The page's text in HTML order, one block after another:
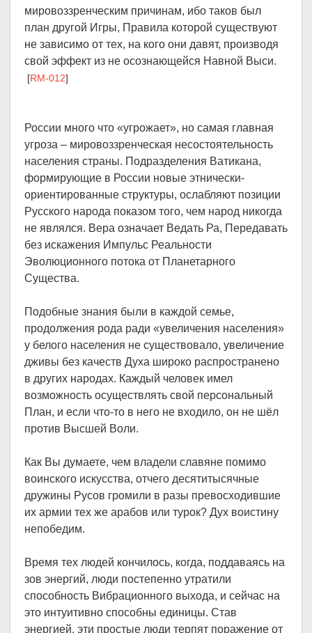
мировоззренческим причинам, ибо таков был
план другой Игры, Правила которой существуют
не зависимо от тех, на кого они давят, производя
свой эффект из не осознающейся Навной Выси.
[RM-012]
России много что «угрожает», но самая главная
угроза – мировоззренческая несостоятельность
населения страны. Подразделения Ватикана,
формирующие в России новые этнически-
ориентированные структуры, ослабляют позиции
Русского народа показом того, чем народ никогда
не являлся. Вера означает Ведать Ра, Передавать
без искажения Импульс Реальности
Эволюционного потока от Планетарного
Существа.
Подобные знания были в каждой семье,
продолжения рода ради «увеличения населения»
у белого населения не существовало, увеличение
дживы без качеств Духа широко распространено
в других народах. Каждый человек имел
возможность осуществлять свой персональный
План, и если что-то в него не входило, он не шёл
против Высшей Воли.
Как Вы думаете, чем владели славяне помимо
воинского искусства, отчего десятитысячные
дружины Русов громили в разы превосходившие
их армии тех же арабов или турок? Дух воистину
непобедим.
Время тех людей кончилось, когда, поддаваясь на
зов энергий, люди постепенно утратили
способность Вибрационного выхода, и сейчас на
это интуитивно способны единицы. Став
энергией, эти простые люди терпят поражение от